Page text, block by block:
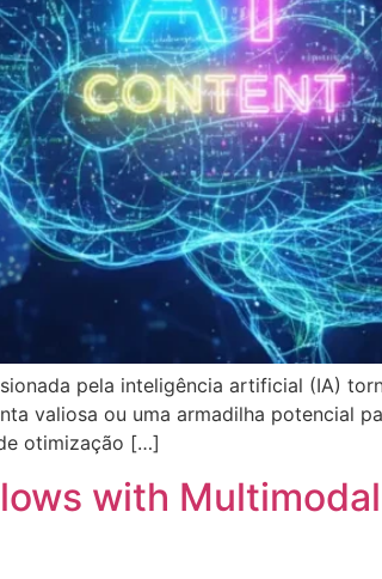
pela inteligência artificial (IA)
valiosa ou uma armadilha potencial
otimização […]
with